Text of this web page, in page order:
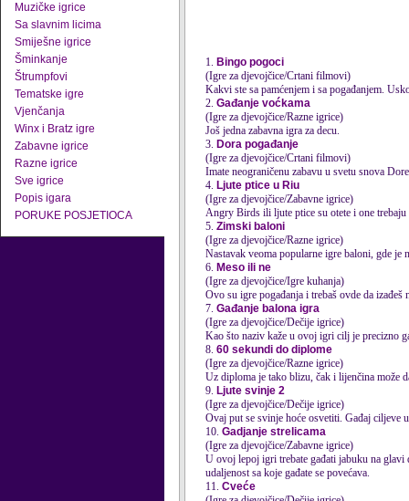
Muzičke igrice
Sa slavnim licima
Smiješne igrice
Šminkanje
Štrumpfovi
Tematske igre
Vjenčanja
Winx i Bratz igre
Zabavne igrice
Razne igrice
Sve igrice
Popis igara
PORUKE POSJETIOCA
1. Bingo pogoci
(Igre za djevojčice/Crtani filmovi)
Kakvi ste sa pamćenjem i sa pogađanjem.
2. Gađanje voćkama
(Igre za djevojčice/Razne igrice)
Još jedna zabavna igra za decu.
3. Dora pogađanje
(Igre za djevojčice/Crtani filmovi)
Imate neograničenu zabavu u svetu snova
4. Ljute ptice u Riu
(Igre za djevojčice/Zabavne igrice)
Angry Birds ili ljute ptice su otete i one trebaju
5. Zimski baloni
(Igre za djevojčice/Razne igrice)
Nastavak veoma popularne igre baloni, gde
6. Meso ili ne
(Igre za djevojčice/Igre kuhanja)
Ovo su igre pogađanja i trebaš ovde da
7. Gađanje balona igra
(Igre za djevojčice/Dečije igrice)
Kao što naziv kaže u ovoj igri cilj je precizno
8. 60 sekundi do diplome
(Igre za djevojčice/Razne igrice)
Uz diploma je tako blizu, čak i lijenčina može
9. Ljute svinje 2
(Igre za djevojčice/Dečije igrice)
Ovaj put se svinje hoće osvetiti. Gađaj ciljeve
10. Gadjanje strelicama
(Igre za djevojčice/Zabavne igrice)
U ovoj lepoj igri trebate gađati jabuku na glavi
udaljenost sa koje gađate se povećava.
11. Cveće